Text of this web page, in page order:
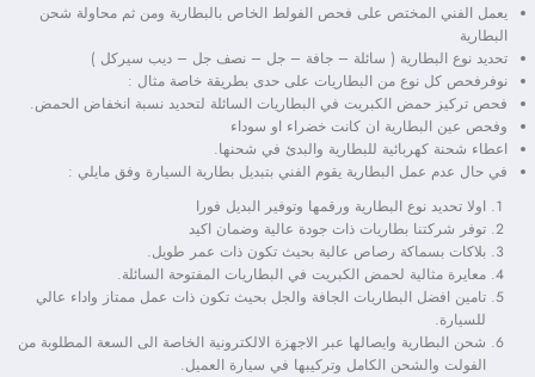
يعمل الفني المختص على فحص الفولط الخاص بالبطارية ومن ثم محاولة شحن
البطارية
تحديد نوع البطارية ( سائلة – جافة – جل – نصف جل – ديب سيركل )
نوفرفحص كل نوع من البطاريات على حدى بطريقة خاصة مثال :
فحص تركيز حمض الكبريت في البطاريات السائلة لتحديد نسبة انخفاض الحمض.
وفحص عين البطارية ان كانت خضراء او سوداء
اعطاء شحنة كهربائية للبطارية والبدئ في شحنها.
في حال عدم عمل البطارية يقوم الفني بتبديل بطارية السيارة وفق مايلي :
اولا تحديد نوع البطارية ورقمها وتوفير البديل فورا
توفر شركتنا بطاريات ذات جودة عالية وضمان اكيد
بلاكات بسماكة رصاص عالية بحيث تكون ذات عمر طويل.
معايرة مثالية لحمض الكبريت في البطاريات المفتوحة السائلة.
تامين افضل البطاريات الجافة والجل بحيث تكون ذات عمل ممتاز واداء عالي
للسيارة.
شحن البطارية وايصالها عبر الاجهزة الالكترونية الخاصة الى السعة المطلوبة من
الفولت والشحن الكامل وتركيبها في سيارة العميل.